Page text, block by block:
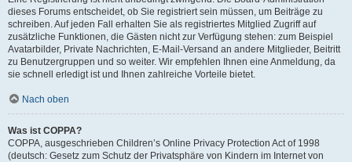
dieses Forums entscheidet, ob Sie registriert sein müssen, um Beiträge zu
schreiben. Auf jeden Fall erhalten Sie als registriertes Mitglied Zugriff auf
zusätzliche Funktionen, die Gästen nicht zur Verfügung stehen: zum Beispiel
Avatarbilder, Private Nachrichten, E-Mail-Versand an andere Mitglieder, Beitritt
zu Benutzergruppen und so weiter. Wir empfehlen Ihnen eine Anmeldung, da
sie schnell erledigt ist und Ihnen zahlreiche Vorteile bietet.
Nach oben
Was ist COPPA?
COPPA, ausgeschrieben Children’s Online Privacy Protection Act of 1998
(deutsch: Gesetz zum Schutz der Privatsphäre von Kindern im Internet von